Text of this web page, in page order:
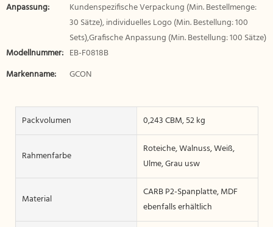
Anpassung:
Kundenspezifische Verpackung (Min. Bestellmenge:
30 Sätze), individuelles Logo (Min. Bestellung: 100
Sets),Grafische Anpassung (Min. Bestellung: 100 Sätze)
Modellnummer: EB-F0818B
Markenname:
GCON
Packvolumen 0,243 CBM, 52 kg
Rahmenfarbe
Roteiche, Walnuss, Weiß,
Ulme, Grau usw
Material
CARB P2-Spanplatte, MDF
ebenfalls erhältlich